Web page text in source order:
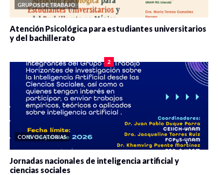
GRUPOS DE TRABAJO
Atención Psicológica para estudiantes universitarios
y del bachillerato
2
CONVOCATORIAS
Jornadas nacionales de inteligencia artificial y
ciencias sociales